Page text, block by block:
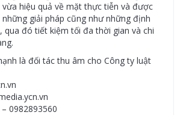
hiệu quả về mặt thực tiễn và được
giải pháp cũng như những định
qua đó tiết kiệm tối đa thời gian và chi
là đối tác thu âm cho Công ty luật
0982893560